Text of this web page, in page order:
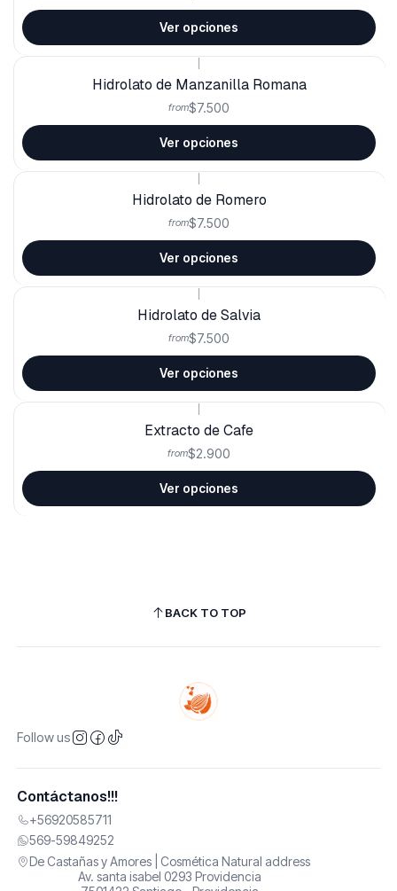
Ver opciones
Hidrolato de Manzanilla Romana
from$7.500
Ver opciones
Hidrolato de Romero
from$7.500
Ver opciones
Hidrolato de Salvia
from$7.500
Ver opciones
Extracto de Cafe
from$2.900
Ver opciones
BACK TO TOP
Follow us
Contáctanos!!!
+56920585711
569-59849252
De Castañas y Amores | Cosmética Natural address
Av. santa isabel 0293 Providencia